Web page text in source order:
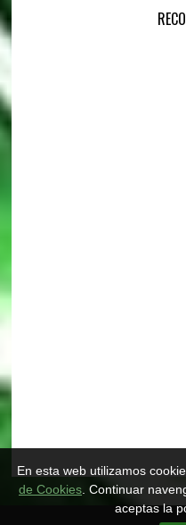
En esta web utilizamos
de Cookies. Continuar
aceptas la